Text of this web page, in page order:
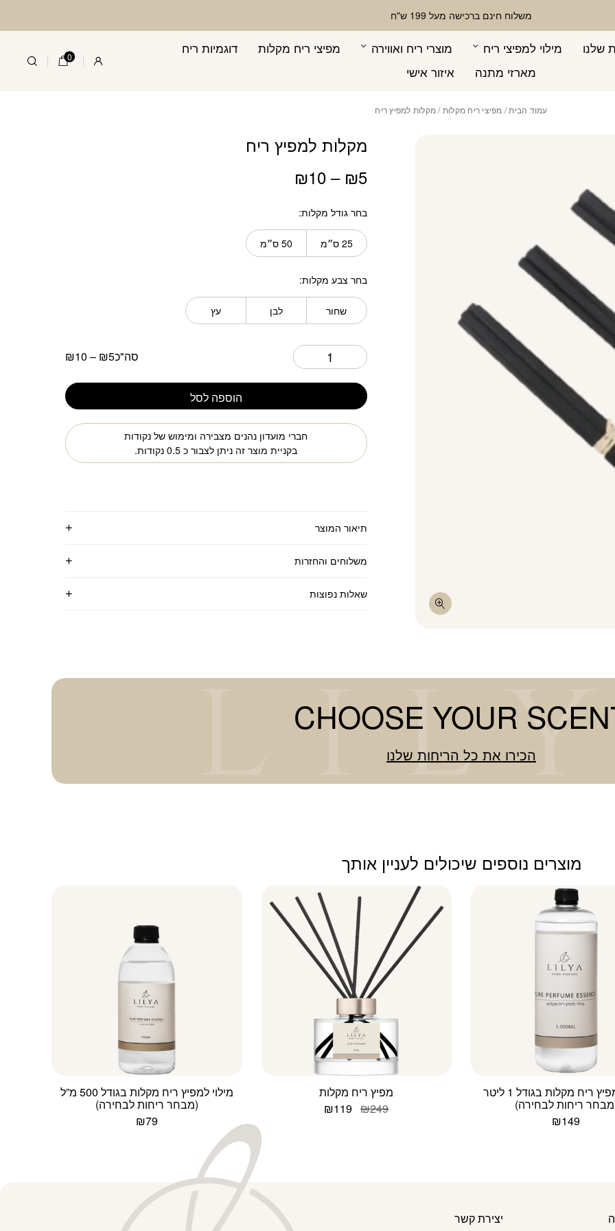
משלוח חינם ברכישה מעל 199 ש"ח
שלנו מילוי למפיצי ריח מוצרי ריח ואווירה מפיצי ריח מקלות
דוגמיות ריח
מארזי מתנה
איזור אישי
0
עמוד הבית/ מפיצי ריח מקלות/ מקלות למפיץ ריח
מקלות למפיץ ריח
₪5
–
₪10
בחר גודל מקלות
25 ס״מ 50 ס״מ
בחר צבע מקלות
שחור לבן עץ
סה"כ ₪5
–
₪10
הוספה לסל
חברי מועדון נהנים מצבירה ומימוש של נקודות
בקניית מוצר זה ניתן לצבור כ 0.5נקודות.
תיאור המוצר
משלוחים והחזרות
שאלות נפוצות
CHOOSE YOUR
הכירו את כל הריחות שלנו
מוצרים נוספים שיכולים לעניין אותך
מילוי למפיץ ריח מקלות בגודל 1 ליטר
ריחות לבחירה)
₪149
מפיץ ריח מקלות
₪249 המחיר₪119 המחיר
מילוי למפיץ ריח מקלות בגודל 500 מ”ל
(מבחר ריחות לבחירה)
₪79
יצירת קשר